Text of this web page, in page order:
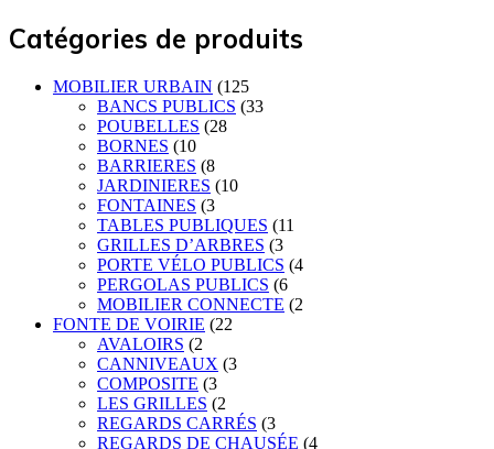
Catégories de produits
MOBILIER URBAIN (125
BANCS PUBLICS (33
POUBELLES (28
BORNES (10
BARRIERES (8
JARDINIERES (10
FONTAINES (3
TABLES PUBLIQUES (11
GRILLES D’ARBRES (3
PORTE VÉLO PUBLICS (4
PERGOLAS PUBLICS (6
MOBILIER CONNECTE (2
FONTE DE VOIRIE (22
AVALOIRS (2
CANNIVEAUX (3
COMPOSITE (3
LES GRILLES (2
REGARDS CARRÉS (3
REGARDS DE CHAUSÉE (4